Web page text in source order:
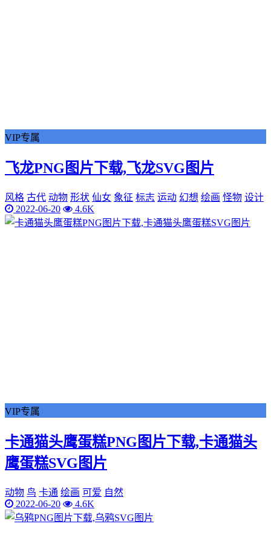
VIP专属
飞龙PNG图片下载,飞龙SVG图片
风格 古代 动物 形状 仙女 象征 标志 运动 幻想 绘画 怪物 设计
2022-06-20
4.6K
VIP专属
卡通猫头鹰蛋糕PNG图片下载,卡通猫头
鹰蛋糕SVG图片
动物 鸟 卡通 绘画 可爱 自然
2022-06-20
4.6K